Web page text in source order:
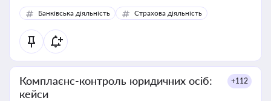
забезпечувати їх належне прийняття органами влади та
контрагентами
Банківська діяльність Страхова діяльність
Комплаєнс-контроль юридичних осіб:
кейси
+112